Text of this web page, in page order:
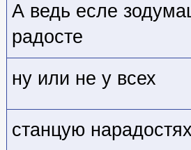
А ведь есле
радосте
ну или не у всех
станцую